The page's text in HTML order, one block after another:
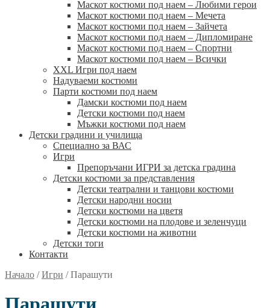
Маскот костюми под наем – Любими герои
Маскот костюми под наем – Мечета
Маскот костюми под наем – Зайчета
Маскот костюми под наем – Дипломиране
Маскот костюми под наем – Спортни
Маскот костюми под наем – Всички
XXL Игри под наем
Надуваеми костюми
Парти костюми под наем
Дамски костюми под наем
Детски костюми под наем
Мъжки костюми под наем
Детски градини и училища
Специално за ВАС
Игри
Препоръчани ИГРИ за детска градина
Детски костюми за представления
Детски театрални и танцови костюми
Детски народни носии
Детски костюми на цветя
Детски костюми на плодове и зеленчуци
Детски костюми на животни
Детски тоги
Контакти
Начало /Игри /Парашути